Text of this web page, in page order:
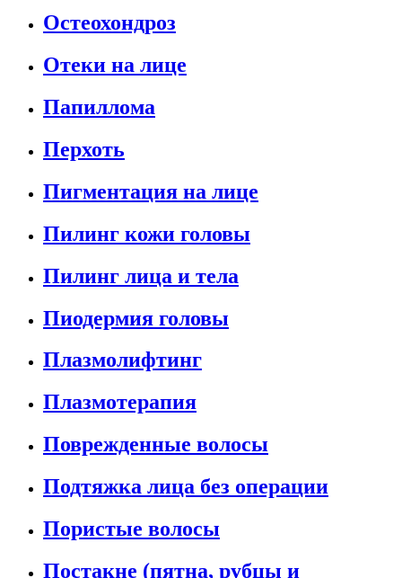
Остеохондроз
Отеки на лице
Папиллома
Перхоть
Пигментация на лице
Пилинг кожи головы
Пилинг лица и тела
Пиодермия головы
Плазмолифтинг
Плазмотерапия
Поврежденные волосы
Подтяжка лица без операции
Пористые волосы
Постакне (пятна, рубцы и